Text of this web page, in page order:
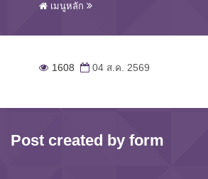
เมนูหลัก
1608 04 ส.ค. 2569
Post created by form